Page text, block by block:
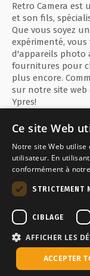
En stock, expédié
Retro Camera est
et son fils,
Que vous soyez
expérimenté,
d'appareils photo
fournitures pour
plus encore.
sur notre site web
Ypres!
Copyright ©
Ce site Web
Notre site Web
utilisateur. En
conformément à
STRICTEMENT
CIBLAGE
AFFICHER LES
ACCEPTER